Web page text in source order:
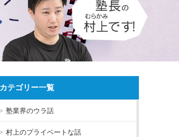
カテゴリー一覧
塾業界のウラ話
村上のプライベートな話